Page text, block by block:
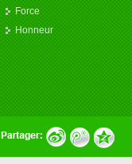
Force
Honneur